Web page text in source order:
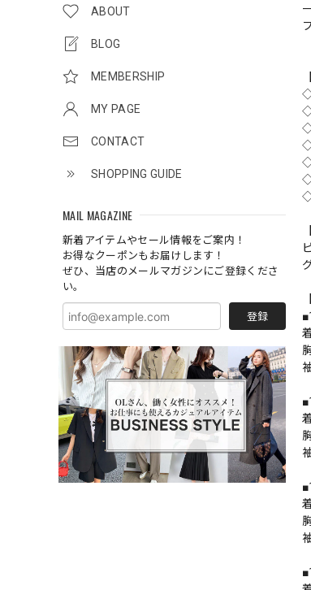
ABOUT
BLOG
MEMBERSHIP
MY PAGE
CONTACT
SHOPPING GUIDE
MAIL MAGAZINE
新着アイテムやセール情報をご案内！
お得なクーポンもお届けします！
ぜひ、当店のメールマガジンにご登録くださ
い。
登録
◇
◇
◇
◇
◇
◇
◇